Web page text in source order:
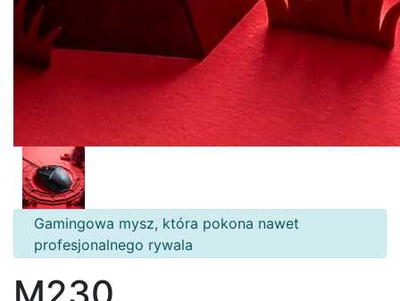
Gamingowa mysz, która pokona nawet
profesjonalnego rywala